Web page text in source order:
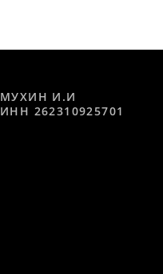
МУХИН И.И
ИНН 262310925701